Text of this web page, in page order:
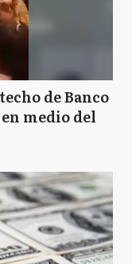
de Banco
medio del